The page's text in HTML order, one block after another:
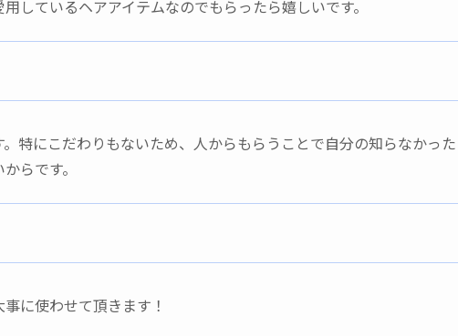
しているヘアアイテムなのでもらったら嬉しいです。
特にこだわりもないため、人からもらうことで自分の知らなかった
らです。
に使わせて頂きます！